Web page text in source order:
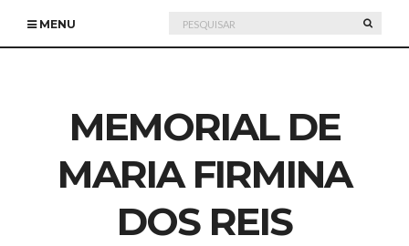
MENU
Pesquisar
por:
MEMORIAL DE
MARIA FIRMINA
DOS REIS